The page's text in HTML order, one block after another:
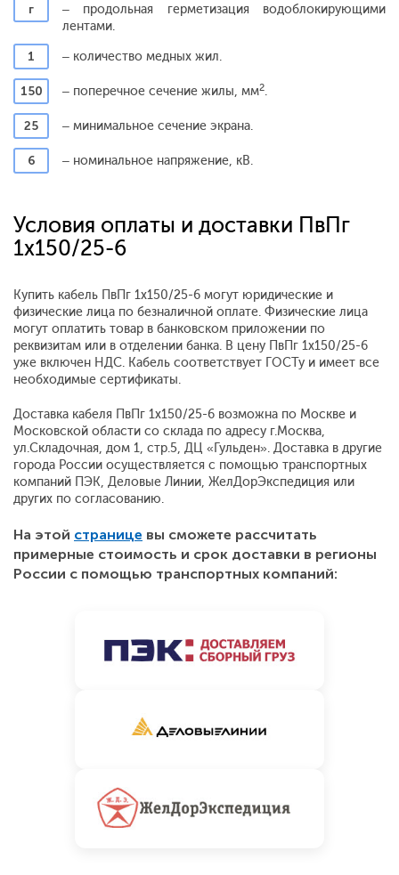
г
– продольная герметизация водоблокирующими
лентами.
1
– количество медных жил.
150 – поперечное сечение жилы, мм2.
25 – минимальное сечение экрана.
6 – номинальное напряжение, кВ.
Условия оплаты и доставки ПвПг
1x150/25-6
Купить кабель ПвПг 1x150/25-6 могут юридические и
физические лица по безналичной оплате. Физические лица
могут оплатить товар в банковском приложении по
реквизитам или в отделении банка. В цену ПвПг 1x150/25-6
уже включен НДС. Кабель соответствует ГОСТу и имеет все
необходимые сертификаты.
Доставка кабеля ПвПг 1x150/25-6 возможна по Москве и
Московской области со склада по адресу г.Москва,
ул.Складочная, дом 1, стр.5, ДЦ «Гульден». Доставка в другие
города России осуществляется с помощью транспортных
компаний ПЭК, Деловые Линии, ЖелДорЭкспедиция или
других по согласованию.
На этой странице вы сможете рассчитать
примерные стоимость и срок доставки в регионы
России с помощью транспортных компаний: